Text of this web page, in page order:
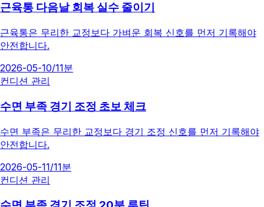
근육통 다음날 회복 실수 줄이기
근육통은 무리한 교정보다 가벼운 회복 신호를 먼저 기록해야
안전합니다.
2026-05-10/11분
컨디션 관리
수면 부족 경기 조정 초보 체크
수면 부족은 무리한 교정보다 경기 조정 신호를 먼저 기록해야
안전합니다.
2026-05-11/11분
컨디션 관리